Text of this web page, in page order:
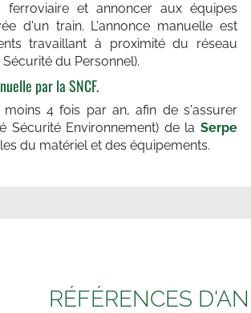
et annoncer aux équipes
d'un train. L'annonce manuelle est
travaillant à proximité du réseau
du Personnel).
par la SNCF.
4 fois par an, afin de s'assurer
Sécurité Environnement) de la Serpe
du matériel et des équipements.
RÉFÉRENCES